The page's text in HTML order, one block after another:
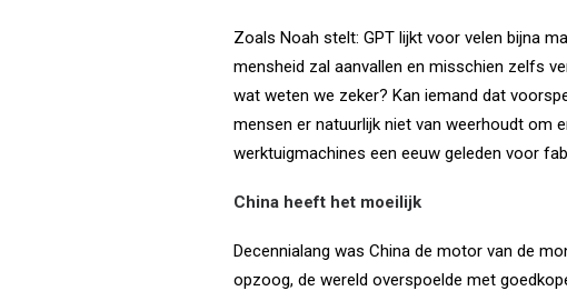
Zoals Noah stelt: GPT lijkt voor velen bijna
mensheid zal aanvallen en misschien zelfs
wat weten we zeker? Kan iemand dat
mensen er natuurlijk niet van weerhoudt om
werktuigmachines een eeuw geleden voor
China heeft het moeilijk
Decennialang was China de motor van de
opzoog, de wereld overspoelde met